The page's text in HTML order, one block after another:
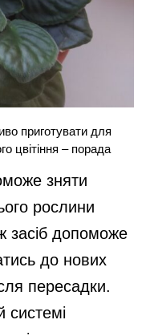
приготувати для
цвітіння – порада
зняти
рослини
засіб допоможе
до нових
пересадки.
системі